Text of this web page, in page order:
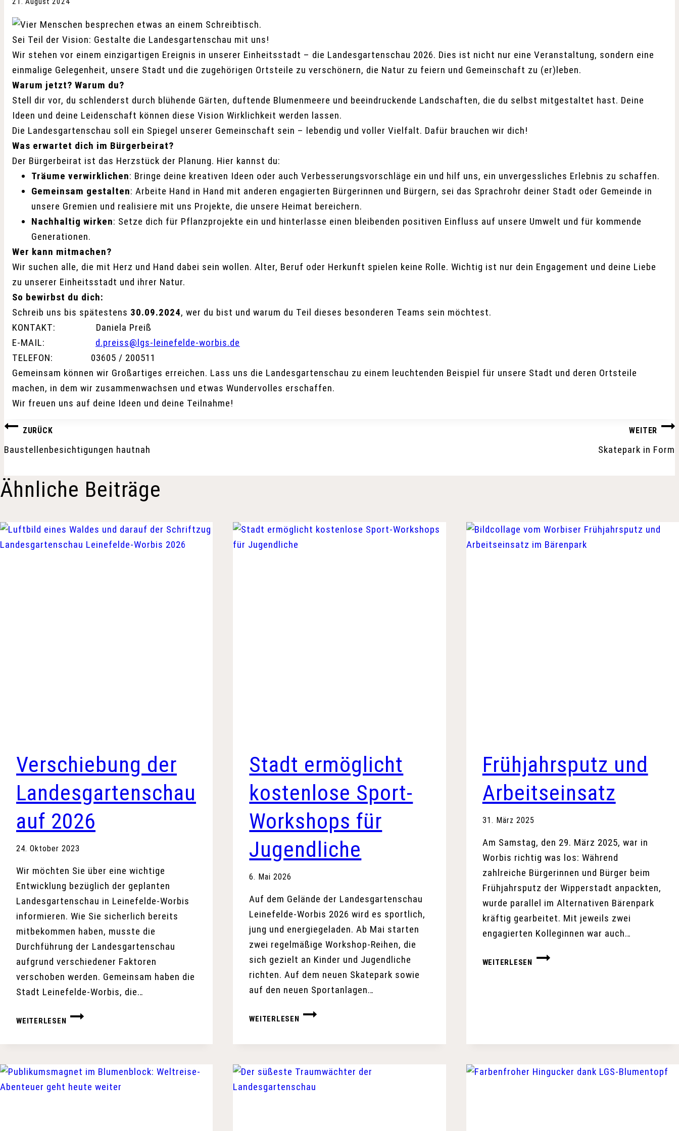
Sei Teil der Vision: Gestalte die Landesgartenschau mit uns!
Wir stehen vor einem einzigartigen Ereignis in unserer Einheitsstadt – die Landesgartenschau 2026. Dies ist nicht nur eine Veranstaltung, sondern eine
einmalige Gelegenheit, unsere Stadt und die zugehörigen Ortsteile zu verschönern, die Natur zu feiern und Gemeinschaft zu (er)leben.
Warum jetzt? Warum du?
Stell dir vor, du schlenderst durch blühende Gärten, duftende Blumenmeere und beeindruckende Landschaften, die du selbst mitgestaltet hast. Deine
Ideen und deine Leidenschaft können diese Vision Wirklichkeit werden lassen.
Die Landesgartenschau soll ein Spiegel unserer Gemeinschaft sein – lebendig und voller Vielfalt. Dafür brauchen wir dich!
Was erwartet dich im Bürgerbeirat?
Der Bürgerbeirat ist das Herzstück der Planung. Hier kannst du:
Träume verwirklichen: Bringe deine kreativen Ideen oder auch Verbesserungsvorschläge ein und hilf uns, ein unvergessliches Erlebnis zu schaffen.
Gemeinsam gestalten: Arbeite Hand in Hand mit anderen engagierten Bürgerinnen und Bürgern, sei das Sprachrohr deiner Stadt oder Gemeinde in
unsere Gremien und realisiere mit uns Projekte, die unsere Heimat bereichern.
Nachhaltig wirken: Setze dich für Pflanzprojekte ein und hinterlasse einen bleibenden positiven Einfluss auf unsere Umwelt und für kommende
Generationen.
Wer kann mitmachen?
Wir suchen alle, die mit Herz und Hand dabei sein wollen. Alter, Beruf oder Herkunft spielen keine Rolle. Wichtig ist nur dein Engagement und deine Liebe
zu unserer Einheitsstadt und ihrer Natur.
So bewirbst du dich:
Schreib uns bis spätestens 30.09.2024, wer du bist und warum du Teil dieses besonderen Teams sein möchtest.
KONTAKT: Daniela Preiß
E-MAIL: d.preiss@lgs-leinefelde-worbis.de
TELEFON: 03605 / 200511
Gemeinsam können wir Großartiges erreichen. Lass uns die Landesgartenschau zu einem leuchtenden Beispiel für unsere Stadt und deren Ortsteile
machen, in dem wir zusammenwachsen und etwas Wundervolles erschaffen.
Wir freuen uns auf deine Ideen und deine Teilnahme!
Beitragsnavigation
ZURÜCK
Baustellenbesichtigungen hautnah
WEITER
Skatepark in Form
Ähnliche Beiträge
Verschiebung der
Landesgartenschau
auf 2026
24. Oktober 2023
Wir möchten Sie über eine wichtige
Entwicklung bezüglich der geplanten
Landesgartenschau in Leinefelde-Worbis
informieren. Wie Sie sicherlich bereits
mitbekommen haben, musste die
Durchführung der Landesgartenschau
aufgrund verschiedener Faktoren
verschoben werden. Gemeinsam haben die
Stadt Leinefelde-Worbis, die…
WEITERLESEN
VERSCHIEBUNG
Stadt ermöglicht
kostenlose Sport-
Workshops für
Jugendliche
6. Mai 2026
Auf dem Gelände der Landesgartenschau
Leinefelde-Worbis 2026 wird es sportlich,
jung und energiegeladen. Ab Mai starten
zwei regelmäßige Workshop-Reihen, die
sich gezielt an Kinder und Jugendliche
richten. Auf dem neuen Skatepark sowie
auf den neuen Sportanlagen…
WEITERLESEN
STADT
FÜR
JUGENDLICHE
Frühjahrsputz und
Arbeitseinsatz
31. März 2025
Am Samstag, den 29. März 2025, war in
Worbis richtig was los: Während
zahlreiche Bürgerinnen und Bürger beim
Frühjahrsputz der Wipperstadt anpackten,
wurde parallel im Alternativen Bärenpark
kräftig gearbeitet. Mit jeweils zwei
engagierten Kolleginnen war auch…
WEITERLESEN
FRÜHJAHRSPUTZ